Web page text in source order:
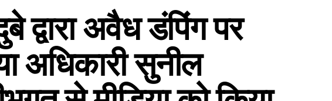
द्वारा अवैध डंपिंग पर
अधिकारी सुनील